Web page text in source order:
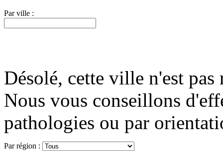
Par ville :
Désolé, cette ville n'est pas
Nous vous conseillons
pathologies ou par
Par région :